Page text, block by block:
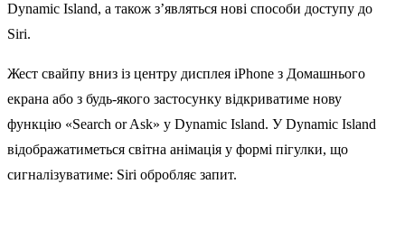
Dynamic Island, а також з’являться нові способи доступу до
Siri.
Жест свайпу вниз із центру дисплея iPhone з Домашнього
екрана або з будь-якого застосунку відкриватиме нову
функцію «Search or Ask» у Dynamic Island. У Dynamic Island
відображатиметься світна анімація у формі пігулки, що
сигналізуватиме: Siri обробляє запит.